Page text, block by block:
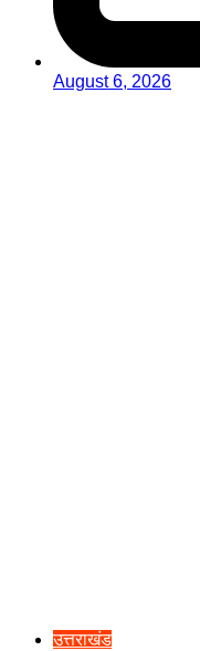
August 6, 2026
उत्तराखंड